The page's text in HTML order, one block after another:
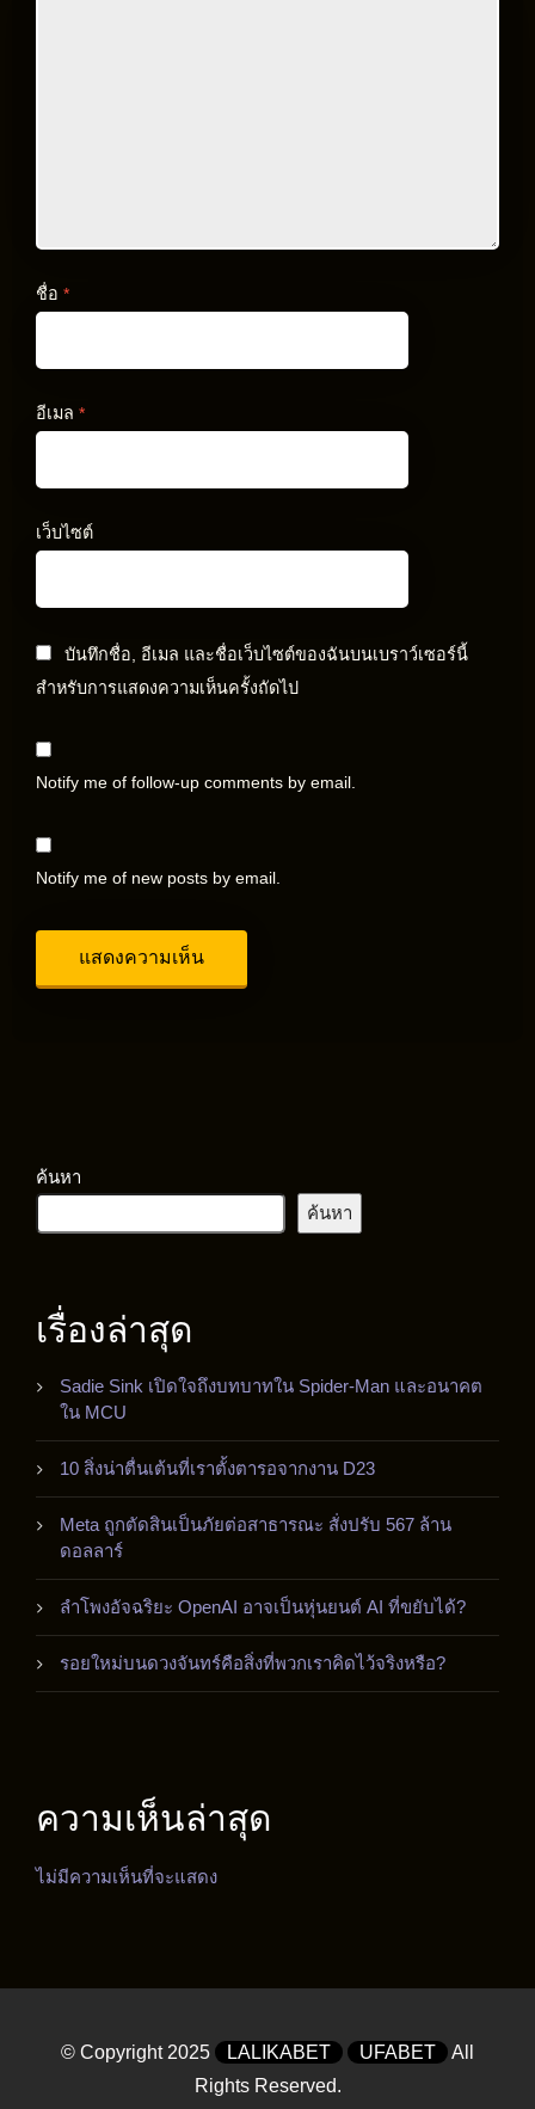
ชื่อ *
อีเมล *
เว็บไซต์
บันทึกชื่อ, อีเมล และชื่อเว็บไซต์ของฉันบนเบราว์เซอร์นี้
สำหรับการแสดงความเห็นครั้งถัดไป
Notify me of follow-up comments by email.
Notify me of new posts by email.
ค้นหา
ค้นหา
เรื่องล่าสุด
Sadie Sink เปิดใจถึงบทบาทใน Spider-Man และอนาคต
ใน MCU
10 สิ่งน่าตื่นเต้นที่เราตั้งตารอจากงาน D23
Meta ถูกตัดสินเป็นภัยต่อสาธารณะ สั่งปรับ 567 ล้าน
ดอลลาร์
ลำโพงอัจฉริยะ OpenAI อาจเป็นหุ่นยนต์ AI ที่ขยับได้?
รอยใหม่บนดวงจันทร์คือสิ่งที่พวกเราคิดไว้จริงหรือ?
ความเห็นล่าสุด
ไม่มีความเห็นที่จะแสดง
© Copyright 2025 LALIKABET UFABET
All
Rights Reserved.